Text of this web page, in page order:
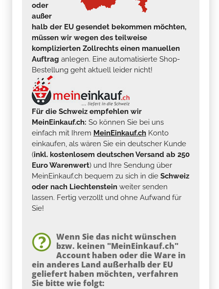
oder
außer
halb der EU gesendet bekommen möchten,
müssen wir wegen des teilweise
komplizierten Zollrechts einen manuellen
Auftrag anlegen. Eine automatisierte Shop-
Bestellung geht aktuell leider nicht!
Für die Schweiz empfehlen wir
MeinEinkauf.ch: So können Sie bei uns
einfach mit Ihrem MeinEinkauf.ch Konto
einkaufen, als wären Sie ein deutscher Kunde
(inkl. kostenlosem deutschen Versand ab 250
Euro Warenwert) und Ihre Sendung über
MeinEinkauf.ch bequem zu sich in die Schweiz
oder nach Liechtenstein weiter senden
lassen. Fertig verzollt und ohne Aufwand für
Sie!
Wenn Sie das nicht wünschen
bzw. keinen "MeinEinkauf.ch"
Account haben oder die Ware in
ein anderes Land außerhalb der EU
geliefert haben möchten, verfahren
Sie bitte wie folgt: